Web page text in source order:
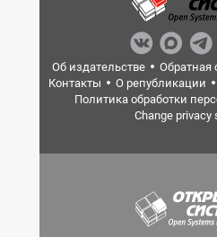
Об издательстве Обратная
Контакты
О републикации
Политика обработки
Change privacy